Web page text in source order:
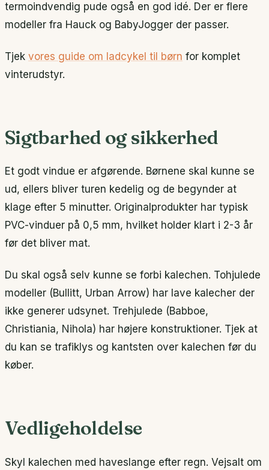
termoindvendig pude også en god idé. Der er flere
modeller fra Hauck og BabyJogger der passer.
Tjek vores guide om ladcykel til børn for komplet
vinterudstyr.
Sigtbarhed og sikkerhed
Et godt vindue er afgørende. Børnene skal kunne se
ud, ellers bliver turen kedelig og de begynder at
klage efter 5 minutter. Originalprodukter har typisk
PVC-vinduer på 0,5 mm, hvilket holder klart i 2-3 år
før det bliver mat.
Du skal også selv kunne se forbi kalechen. Tohjulede
modeller (Bullitt, Urban Arrow) har lave kalecher der
ikke generer udsynet. Trehjulede (Babboe,
Christiania, Nihola) har højere konstruktioner. Tjek at
du kan se trafiklys og kantsten over kalechen før du
køber.
Vedligeholdelse
Skyl kalechen med haveslange efter regn. Vejsalt om